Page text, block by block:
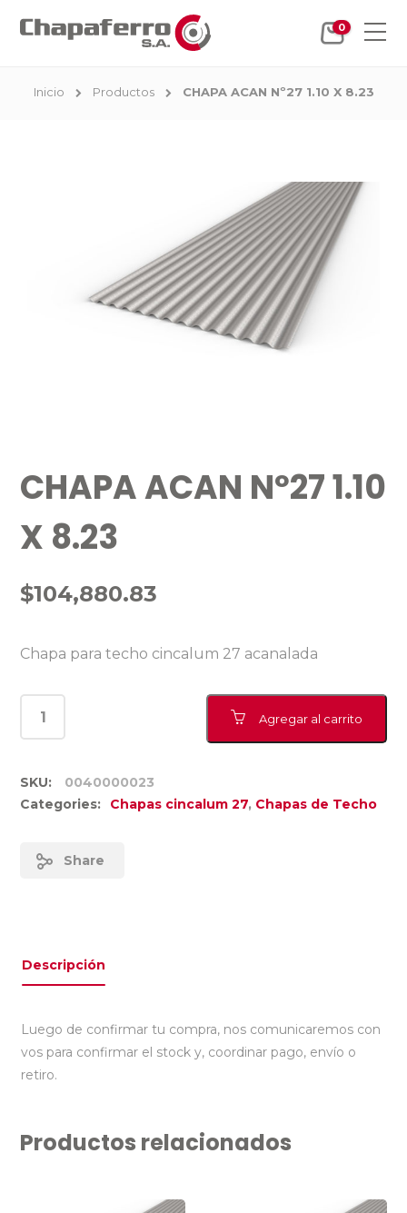
0
Inicio Productos CHAPA ACAN Nº27 1.10 X 8.23
CHAPA ACAN Nº27 1.10
X 8.23
$104,880.83
Chapa para techo cincalum 27 acanalada
Agregar al carrito
SKU:
0040000023
Categories:
Chapas cincalum 27, Chapas de Techo
Share
Descripción
Luego de confirmar tu compra, nos comunicaremos con
vos para confirmar el stock y, coordinar pago, envío o
retiro.
Productos relacionados